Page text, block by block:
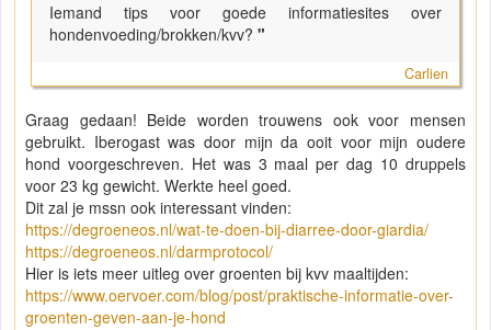
Iemand tips voor goede informatiesites over
hondenvoeding/brokken/kvv? "
Carlien
Graag gedaan! Beide worden trouwens ook voor mensen
gebruikt. Iberogast was door mijn da ooit voor mijn oudere
hond voorgeschreven. Het was 3 maal per dag 10 druppels
voor 23 kg gewicht. Werkte heel goed.
Dit zal je mssn ook interessant vinden:
https://degroeneos.nl/wat-te-doen-bij-diarree-door-giardia/
https://degroeneos.nl/darmprotocol/
Hier is iets meer uitleg over groenten bij kvv maaltijden:
https://www.oervoer.com/blog/post/praktische-informatie-over-
groenten-geven-aan-je-hond